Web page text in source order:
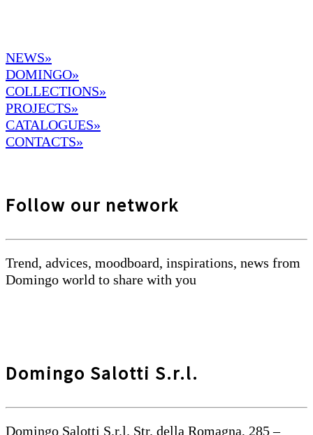
NEWS»
DOMINGO»
COLLECTIONS»
PROJECTS»
CATALOGUES»
CONTACTS»
Follow our network
Trend, advices, moodboard, inspirations, news from
Domingo world to share with you
Domingo Salotti S.r.l.
Domingo Salotti S.r.l. Str. della Romagna, 285 –